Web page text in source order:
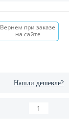
Вернем при заказе
на сайте
Нашли дешевле?